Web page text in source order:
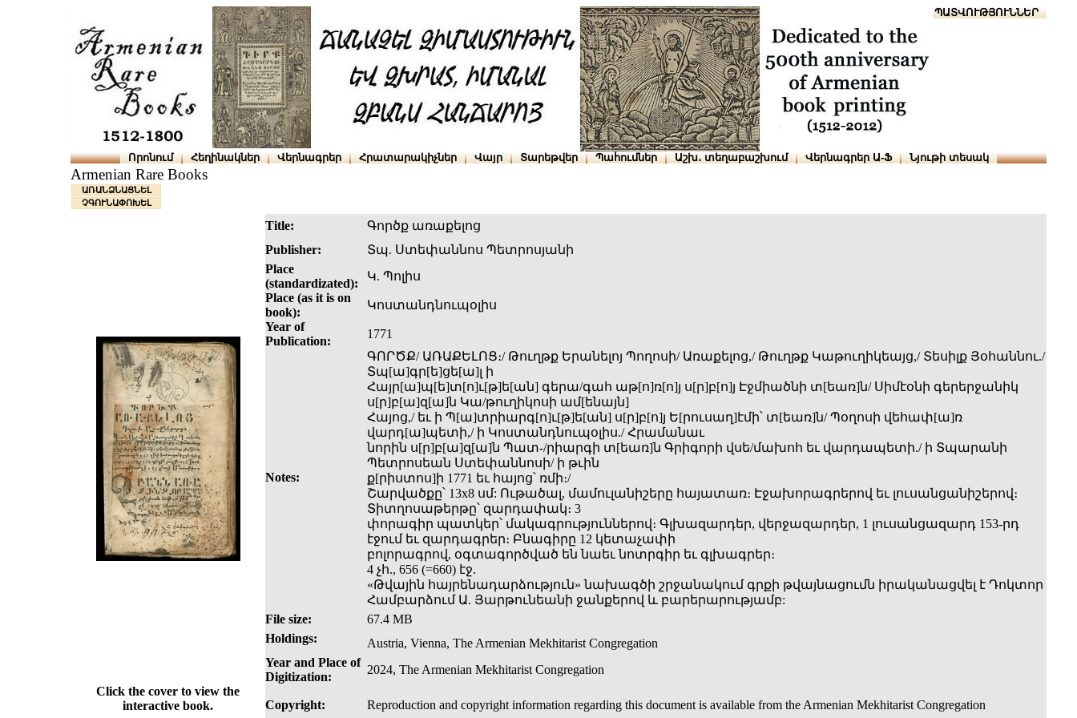
ՆԱԽԱՊԱՏՎՈՒԹՅՈՒՆՆԵՐ
Որոնում Հեղինակներ Վերնագրեր Հրատարակիչներ Վայր Տարեթվեր Պահումներ Աշխ․ տեղաբաշխում Վերնագրեր Ա-Ֆ Նյութի տեսակ
Armenian Rare Books
ԱՌԱՆՁՆԱՑՆԵԼ
ՉԳՈՒՆԱՓՈԽԵԼ
Title:
Գործք առաքելոց
Publisher:
Տպ. Ստեփաննոս Պետրոսյանի
Place
(standardizated):
Կ. Պոլիս
Place (as it is on
book):
Կոստանդնուպօլիս
Year of
Publication:
1771
Notes:
ԳՈՐԾՔ/ ԱՌԱՔԵԼՈՑ։/ Թուղթք Երանելոյ Պողոսի/ Առաքելոց,/ Թուղթք Կաթուղիկեայց,/ Տեսիլք Յօհաննու./
Տպ[ա]գր[ե]ցե[ա]լ ի
Հայր[ա]պ[ե]տ[ո]ւ[թ]ե[ան] գերա/գահ աթ[ո]ռ[ո]յ ս[ր]բ[ո]յ Էջմիածնի տ[եառ]ն/ Սիմէօնի գերերջանիկ
ս[ր]բ[ա]զ[ա]ն Կա/թուղիկոսի ամ[ենայն]
Հայոց,/ եւ ի Պ[ա]տրիարգ[ո]ւ[թ]ե[ան] ս[ր]բ[ո]յ Ե[րուսաղ]էմի՝ տ[եառ]ն/ Պօղոսի վեհափ[ա]ռ
վարդ[ա]պետի,/ ի Կոստանդնուպօլիս./ Հրամանաւ
նորին ս[ր]բ[ա]զ[ա]ն Պատ-/րիարգի տ[եառ]ն Գրիգորի վսե/մախոհ եւ վարդապետի./ ի Տպարանի
Պետրոսեան Ստեփաննոսի/ ի թւին
ք[րիստոս]ի 1771 եւ հայոց՝ ռմի։/
Շարվածքը՝ 13x8 սմ: Ութածալ, մամուլանիշերը հայատառ։ Էջախորագրերով եւ լուսանցանիշերով։
Տիտղոսաթերթը՝ զարդափակ։ 3
փորագիր պատկեր՝ մակագրություններով։ Գլխազարդեր, վերջազարդեր, 1 լուսանցազարդ 153-րդ
էջում եւ զարդագրեր։ Բնագիրը 12 կետաչափի
բոլորագրով, օգտագործված են նաեւ նոտրգիր եւ գլխագրեր։
4 չհ., 656 (=660) էջ.
«Թվային հայրենադարձություն» նախագծի շրջանակում գրքի թվայնացումն իրականացվել է Դոկտոր
Համբարձում Ա. Յարթունեանի ջանքերով և բարերարությամբ:
File size:
67.4 MB
Holdings:
Austria, Vienna, The Armenian Mekhitarist Congregation
Year and Place of
Digitization:
2024, The Armenian Mekhitarist Congregation
Click the cover to view the
interactive book.
Copyright: Reproduction and copyright information regarding this document is available from the Armenian Mekhitarist Congregation